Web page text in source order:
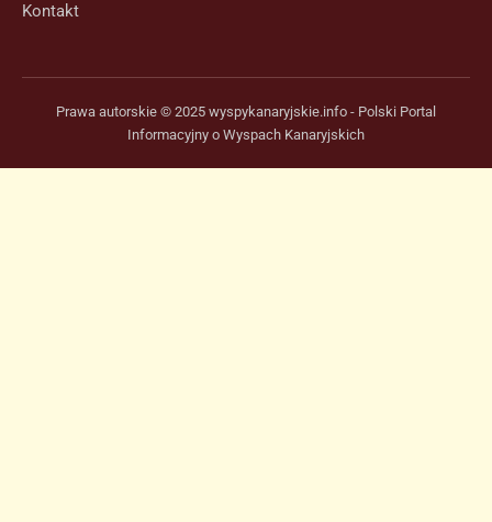
Kontakt
Prawa autorskie © 2025 wyspykanaryjskie.info - Polski Portal
Informacyjny o Wyspach Kanaryjskich